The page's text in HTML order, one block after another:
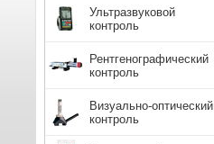
Ультразвуковой
контроль
Рентгенографический
контроль
Визуально-оптический
контроль